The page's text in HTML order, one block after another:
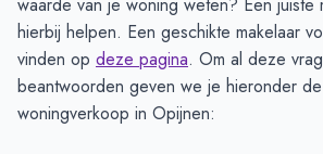
hierbij helpen. Een geschikte makelaar
vinden op deze pagina. Om al deze
beantwoorden geven we je hieronder
woningverkoop in Opijnen: